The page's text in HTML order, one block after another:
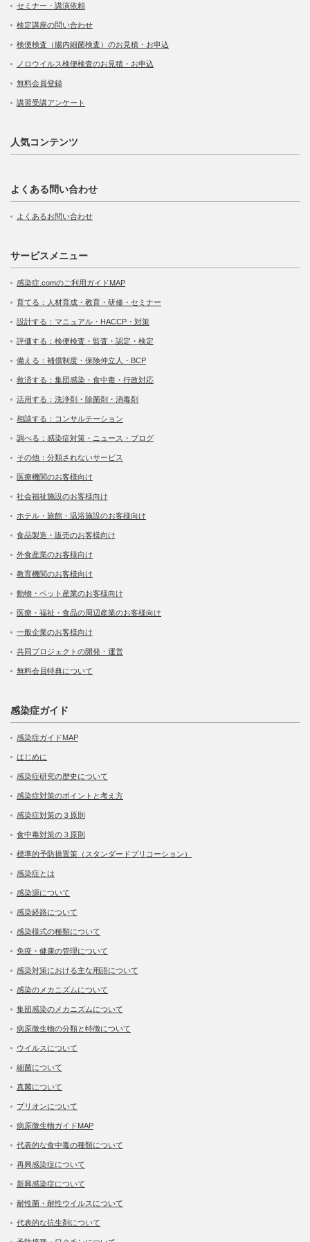
セミナー・講演依頼
検定講座の問い合わせ
検便検査（腸内細菌検査）のお見積・お申込
ノロウイルス検便検査のお見積・お申込
無料会員登録
講習受講アンケート
人気コンテンツ
よくある問い合わせ
よくあるお問い合わせ
サービスメニュー
感染症.comのご利用ガイドMAP
育てる：人材育成・教育・研修・セミナー
設計する：マニュアル・HACCP・対策
評価する：検便検査・監査・認定・検定
備える：補償制度・保険仲立人・BCP
救済する：集団感染・食中毒・行政対応
活用する：洗浄剤・除菌剤・消毒剤
相談する：コンサルテーション
調べる：感染症対策・ニュース・ブログ
その他：分類されないサービス
医療機関のお客様向け
社会福祉施設のお客様向け
ホテル・旅館・温浴施設のお客様向け
食品製造・販売のお客様向け
外食産業のお客様向け
教育機関のお客様向け
動物・ペット産業のお客様向け
医療・福祉・食品の周辺産業のお客様向け
一般企業のお客様向け
共同プロジェクトの開発・運営
無料会員特典について
感染症ガイド
感染症ガイドMAP
はじめに
感染症研究の歴史について
感染症対策のポイントと考え方
感染症対策の３原則
食中毒対策の３原則
標準的予防措置策（スタンダードプリコーション）
感染症とは
感染源について
感染経路について
感染様式の種類について
免疫・健康の管理について
感染対策における主な用語について
感染のメカニズムについて
集団感染のメカニズムについて
病原微生物の分類と特徴について
ウイルスについて
細菌について
真菌について
プリオンについて
病原微生物ガイドMAP
代表的な食中毒の種類について
再興感染症について
新興感染症について
耐性菌・耐性ウイルスについて
代表的な抗生剤について